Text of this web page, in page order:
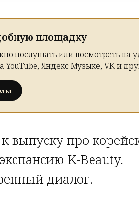
площадку
послушать или посмотреть на
YouTube, Яндекс Музыке, VK и
выпуску про
K-Beauty.
диалог.